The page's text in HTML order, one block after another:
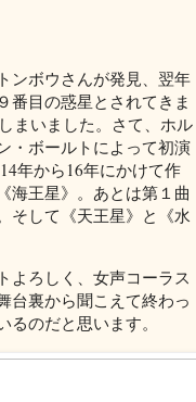
ンボウさんが発見、翌年
番目の惑星とされてきま
まいました。さて、ホル
・ボールトによって初演
年から16年にかけて作
海王星》。あとは第１曲
そして《天王星》と《水
よろしく、女声コーラス
台裏から聞こえて終わっ
のだと思います。